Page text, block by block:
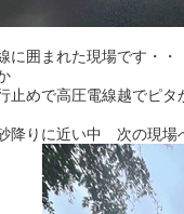
に囲まれた現場です・
止めで高圧電線越でピ
降りに近い中 次の現場